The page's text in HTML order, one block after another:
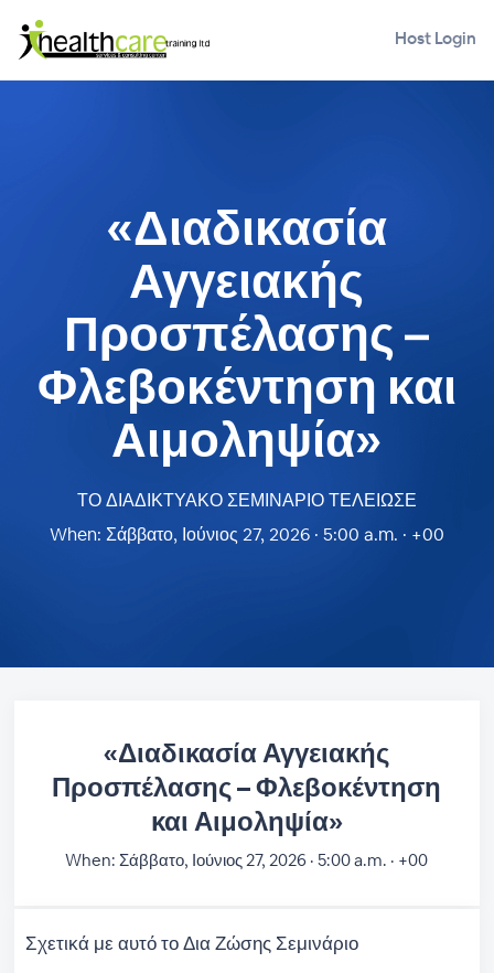
Host Login
«Διαδικασία
Αγγειακής
Προσπέλασης –
Φλεβοκέντηση και
Αιμοληψία»
ΤΟ ΔΙΑΔΙΚΤΥΑΚΟ ΣΕΜΙΝΑΡΙΟ ΤΕΛΕΙΩΣΕ
When: Σάββατο, Ιούνιος 27, 2026 · 5:00 a.m. · +00
«Διαδικασία Αγγειακής
Προσπέλασης – Φλεβοκέντηση
και Αιμοληψία»
When: Σάββατο, Ιούνιος 27, 2026 · 5:00 a.m. · +00
Σχετικά με αυτό το Δια Ζώσης Σεμινάριο